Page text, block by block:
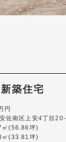
築住宅
円
佐南区上安4丁目20-
㎡(56.86坪)
㎡(33.81坪)